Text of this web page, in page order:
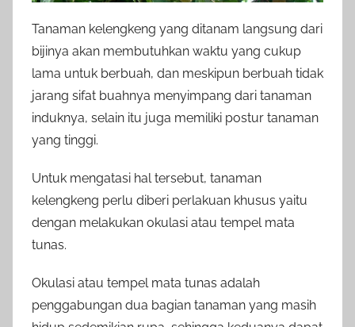
Tanaman kelengkeng yang ditanam langsung dari
bijinya akan membutuhkan waktu yang cukup
lama untuk berbuah, dan meskipun berbuah tidak
jarang sifat buahnya menyimpang dari tanaman
induknya, selain itu juga memiliki postur tanaman
yang tinggi.
Untuk mengatasi hal tersebut, tanaman
kelengkeng perlu diberi perlakuan khusus yaitu
dengan melakukan okulasi atau tempel mata
tunas.
Okulasi atau tempel mata tunas adalah
penggabungan dua bagian tanaman yang masih